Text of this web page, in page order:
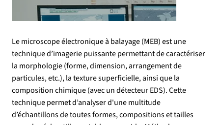
Le microscope électronique à balayage (MEB) est une
technique d’imagerie puissante permettant de caractériser
la morphologie (forme, dimension, arrangement de
particules, etc.), la texture superficielle, ainsi que la
composition chimique (avec un détecteur EDS). Cette
technique permet d’analyser d'une multitude
d’échantillons de toutes formes, compositions et tailles